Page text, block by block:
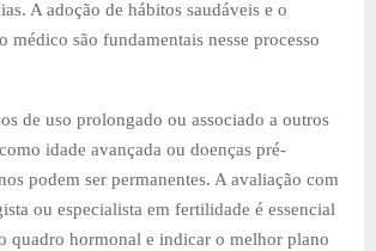
A adoção de hábitos saudáveis e o
médico são fundamentais nesse processo
de uso prolongado ou associado a outros
idade avançada ou doenças pré-
podem ser permanentes. A avaliação com
ou especialista em fertilidade é essencial
quadro hormonal e indicar o melhor plano